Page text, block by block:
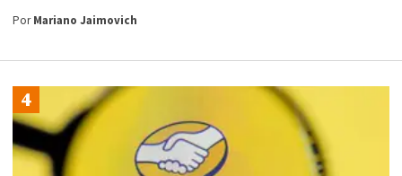
PorMariano Jaimovich